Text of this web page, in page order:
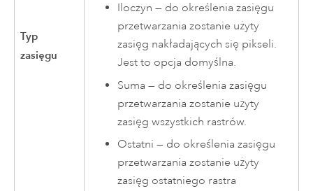
Typ
zasięgu
Iloczyn — do określenia zasięgu
przetwarzania zostanie użyty
zasięg nakładających się pikseli.
Jest to opcja domyślna.
Suma — do określenia zasięgu
przetwarzania zostanie użyty
zasięg wszystkich rastrów.
Ostatni — do określenia zasięgu
przetwarzania zostanie użyty
zasięg ostatniego rastra